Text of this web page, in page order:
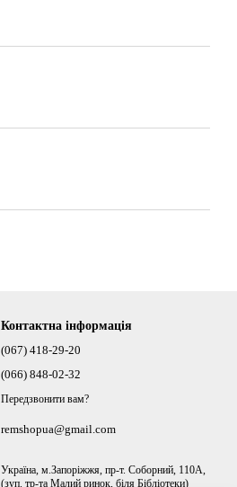
Контактна інформація
(067) 418-29-20
(066) 848-02-32
Передзвонити вам?
remshopua@gmail.com
Україна, м.Запоріжжя, пр-т. Соборний, 110А,
(зуп. тр-та Малий ринок, біля Бібліотеки)